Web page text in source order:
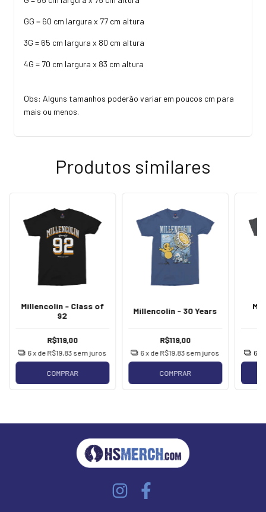
GG = 60 cm largura x 77 cm altura
3G = 65 cm largura x 80 cm altura
4G = 70 cm largura x 83 cm altura
Obs: Alguns tamanhos poderão variar em poucos cm para
mais ou menos.
Produtos similares
Millencolin - Class of
92
R$119,00
6x de R$19,83 sem juros
COMPRAR
Millencolin - 30 Years
R$119,00
6 x de R$19,83 sem juros
COMPRAR
6